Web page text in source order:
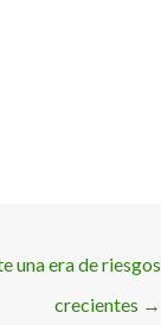
una era de riesgos
crecientes →